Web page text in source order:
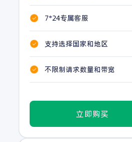
7*24专属客服
支持选择国家和地区
不限制请求数量和带宽
立即购买